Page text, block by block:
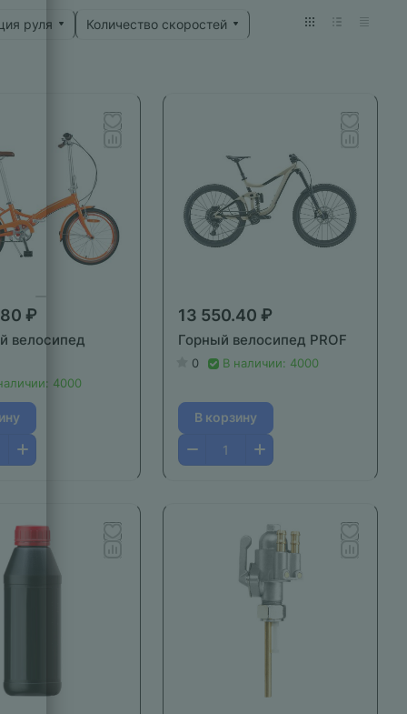
руля Количество скоростей
₽
велосипед
4000
13 550.40 ₽
Горный велосипед PROF
0 В наличии: 4000
В корзину